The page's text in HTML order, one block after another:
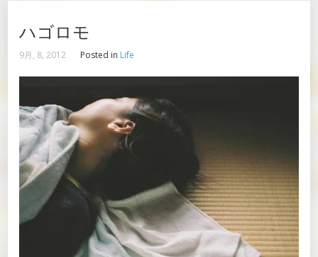
ハゴロモ
9月, 8, 2012 Posted in Life